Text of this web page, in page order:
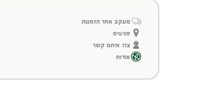
מעקב אחר הזמנות
סניפים
צרו איתנו קשר
אודות